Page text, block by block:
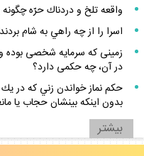
واقعه تلخ و دردناك حرّه
اسرا را از چه راهي به شام
زمينى كه سرمايه شخصى
در آن، چه حكمى دارد؟
حكم نماز خواندن زني كه در
بدون اينكه بينشان حجاب يا
بيشتر